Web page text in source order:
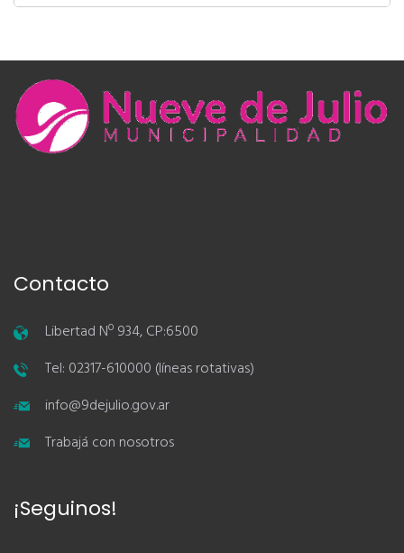
Contacto
Libertad Nº 934, CP:6500
Tel: 02317-610000 (líneas rotativas)
info@9dejulio.gov.ar
Trabajá con nosotros
¡Seguinos!